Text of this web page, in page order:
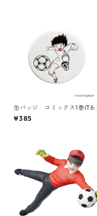
缶バッジ コミックス1巻(T68
6-045)
¥385